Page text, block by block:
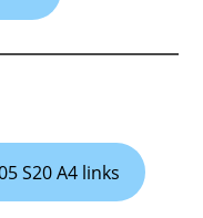
S20 A4 links